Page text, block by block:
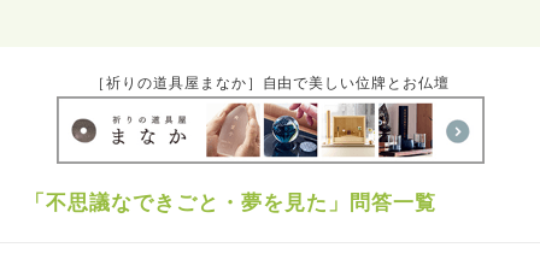
［祈りの道具屋まなか］自由で美しい位牌とお仏壇
「不思議なできごと・夢を見た」問答一覧